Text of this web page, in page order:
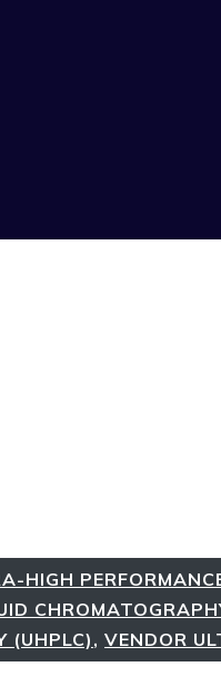
HIGH
(UHPLC) ,VENDOR